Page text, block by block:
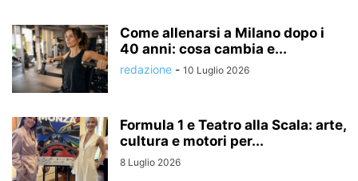
Come allenarsi a Milano dopo i
40 anni: cosa cambia e...
redazione - 10 Luglio 2026
Formula 1 e Teatro alla Scala: arte,
cultura e motori per...
8 Luglio 2026